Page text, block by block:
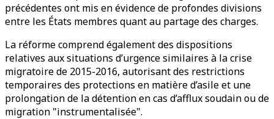
précédentes ont mis en évidence de profondes divisions
entre les États membres quant au partage des charges.
La réforme comprend également des dispositions
relatives aux situations d’urgence similaires à la crise
migratoire de 2015-2016, autorisant des restrictions
temporaires des protections en matière d’asile et une
prolongation de la détention en cas d’afflux soudain ou de
migration "instrumentalisée".